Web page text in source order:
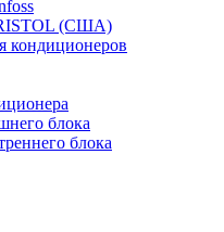
(США)
кондиционеров
блока
блока